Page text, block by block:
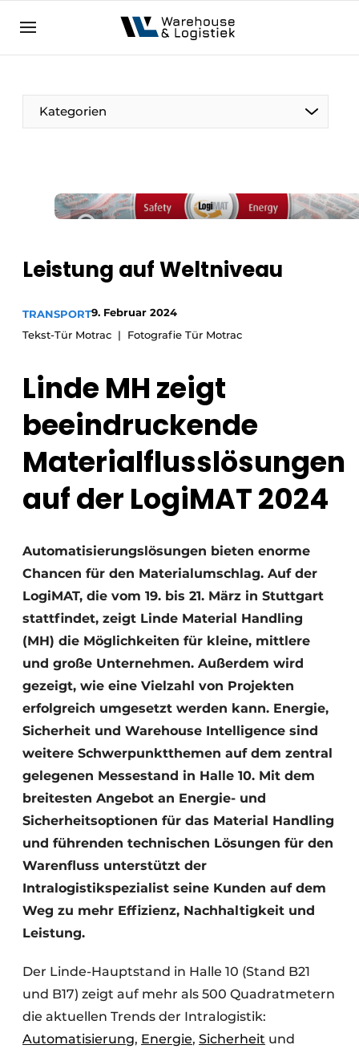
NL EN
Kategorien
Leistung auf Weltniveau
TRANSPORT9. Februar 2024
Tekst-Tür Motrac
Fotografie Tür Motrac
Linde MH zeigt
beeindruckende
Materialflusslösungen
auf der LogiMAT 2024
Automatisierungslösungen bieten enorme
Chancen für den Materialumschlag. Auf der
LogiMAT, die vom 19. bis 21. März in Stuttgart
stattfindet, zeigt Linde Material Handling
(MH) die Möglichkeiten für kleine, mittlere
und große Unternehmen. Außerdem wird
gezeigt, wie eine Vielzahl von Projekten
erfolgreich umgesetzt werden kann. Energie,
Sicherheit und Warehouse Intelligence sind
weitere Schwerpunktthemen auf dem zentral
gelegenen Messestand in Halle 10. Mit dem
breitesten Angebot an Energie- und
Sicherheitsoptionen für das Material Handling
und führenden technischen Lösungen für den
Warenfluss unterstützt der
Intralogistikspezialist seine Kunden auf dem
Weg zu mehr Effizienz, Nachhaltigkeit und
Leistung.
Der Linde-Hauptstand in Halle 10 (Stand B21
und B17) zeigt auf mehr als 500 Quadratmetern
die aktuellen Trends der Intralogistik:
Automatisierung, Energie, Sicherheit und